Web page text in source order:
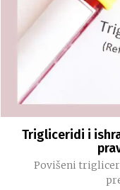
Trigliceridi i
Povišeni